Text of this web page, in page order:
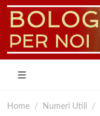
Home Numeri Utili